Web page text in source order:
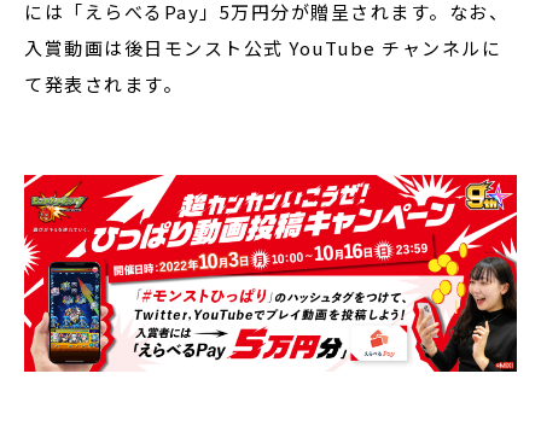
には「えらべるPay」5万円分が贈呈されます。なお、
入賞動画は後日モンスト公式 YouTube チャンネルに
て発表されます。